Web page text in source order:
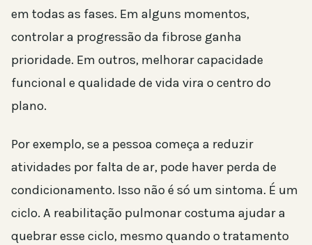
em todas as fases. Em alguns momentos,
controlar a progressão da fibrose ganha
prioridade. Em outros, melhorar capacidade
funcional e qualidade de vida vira o centro do
plano.
Por exemplo, se a pessoa começa a reduzir
atividades por falta de ar, pode haver perda de
condicionamento. Isso não é só um sintoma. É um
ciclo. A reabilitação pulmonar costuma ajudar a
quebrar esse ciclo, mesmo quando o tratamento